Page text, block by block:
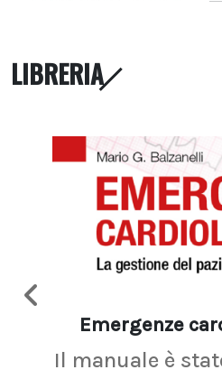
LIBRERIA
Emergenze
Il manuale è